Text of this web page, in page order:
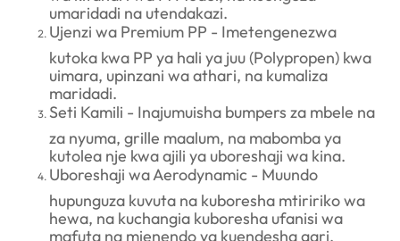
umaridadi na utendakazi.
Ujenzi wa Premium PP - Imetengenezwa
kutoka kwa PP ya hali ya juu (Polypropen) kwa
uimara, upinzani wa athari, na kumaliza
maridadi.
Seti Kamili - Inajumuisha bumpers za mbele na
za nyuma, grille maalum, na mabomba ya
kutolea nje kwa ajili ya uboreshaji wa kina.
Uboreshaji wa Aerodynamic - Muundo
hupunguza kuvuta na kuboresha mtiririko wa
hewa, na kuchangia kuboresha ufanisi wa
mafuta na mienendo ya kuendesha gari.